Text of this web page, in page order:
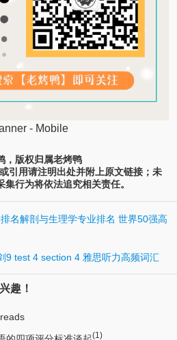
，版权归属老烤鸭
引用请注明出处并附上原文链接；未
行为将依法追究相关责任。
名解剖与生理学专业排名 世界50强高
9 test 4 section 4 雅思听力高频词汇
趣！
(1)